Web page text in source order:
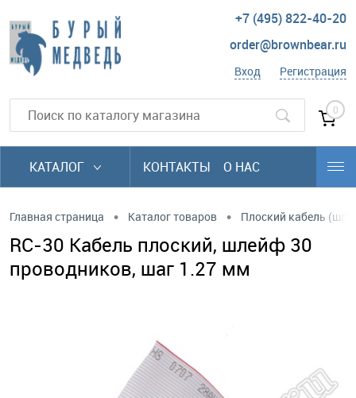
+7 (495) 822-40-20
order@brownbear.ru
Вход Регистрация
0
КАТАЛОГ КОНТАКТЫ О НАС
Главная страница • Каталог товаров • Плоский кабель
RC-30 Кабель плоский, шлейф 30
проводников, шаг 1.27 мм